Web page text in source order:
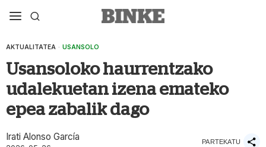
AKTUALITATEA · USANSOLO
Usansoloko haurrentzako
udalekuetan izena emateko
epea zabalik dago
Irati Alonso García PARTEKATU